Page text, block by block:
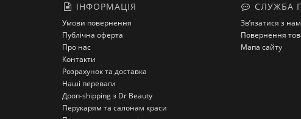
ІНФОРМАЦІЯ
Умови повернення
Публічна оферта
Про нас
Контакти
Розрахунок та доставка
Наші переваги
Дроп-shipping з Dr Beauty
Перукарям та салонам краси
СЛУЖБА
Зв’язатися з
Повернення
Мапа сайту